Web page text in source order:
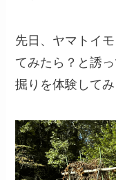
先日、ヤマトイ
てみたら？と誘
掘りを体験してみ